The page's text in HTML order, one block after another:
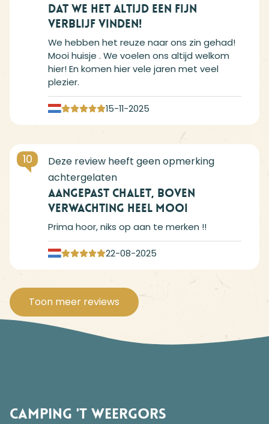
Dat we het altijd een fijn
verblijf vinden!
We hebben het reuze naar ons zin gehad!
Mooi huisje . We voelen ons altijd welkom
hier! En komen hier vele jaren met veel
plezier.
15-11-2025
10
Aangepast chalet, boven
verwachting heel mooi
Prima hoor, niks op aan te merken !!
22-08-2025
Toon meer reviews
Camping 't Weergors